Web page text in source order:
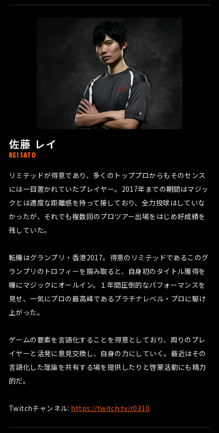
佐藤 レイ
REI SATO
リミテッドが得意であり、多くのトッププロからもそのセンス
には一目置かれていたプレイヤー。2017年までの期間はマジッ
クとは適度な距離感を持って接しており、全力投球はしていな
かったが、それでも複数回のプロツアー出場をはじめ好成績を
残していた。
転機はグランプリ・香港2017。得意のリミテッドであるこのグ
ランプリのトロフィーを掴み取ると、自身初のタイトル獲得を
機にマジックにオールイン。１年間圧倒的なパフォーマンスを
見せ、一気にプロの最高峰であるプラチナレベル・プロに駆け
上がった。
ゲームの要素を言語化することを得意としており、周りのプレ
イヤーと活発に意見交換し、自身の力にしていく。最近はその
言語化した理論を共有する場を提供したりと啓蒙活動にも精力
的だ。
Twitchチャンネル: https://twitch.tv/r0310